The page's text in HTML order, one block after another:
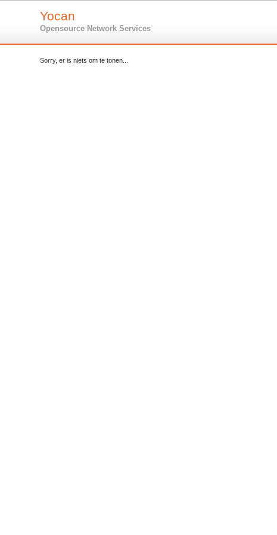
Yocan
Opensource Network Services
Sorry, er is niets om te tonen...